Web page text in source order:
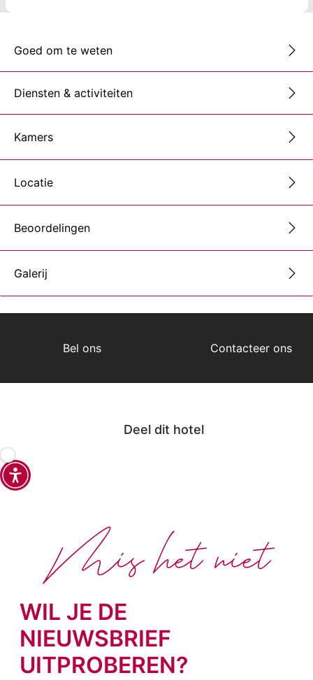
Goed om te weten
Diensten & activiteiten
Kamers
Locatie
Beoordelingen
Galerij
Bel ons Contacteer ons
Deel dit hotel
WIL JE DE
NIEUWSBRIEF
UITPROBEREN?
Mis het niet